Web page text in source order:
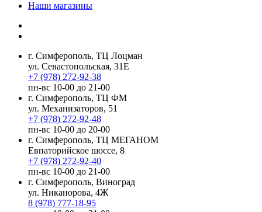
Наши магазины
г. Симферополь, ТЦ Лоцман
ул. Севастопольская, 31Е
+7 (978) 272-92-38
пн-вс 10-00 до 21-00
г. Симферополь, ТЦ ФМ
ул. Механизаторов, 51
+7 (978) 272-92-48
пн-вс 10-00 до 20-00
г. Симферополь, ТЦ МЕГАНОМ
Евпаторийское шоссе, 8
+7 (978) 272-92-40
пн-вс 10-00 до 21-00
г. Симферополь, Виноград
ул. Никанорова, 4Ж
8 (978) 777-18-95